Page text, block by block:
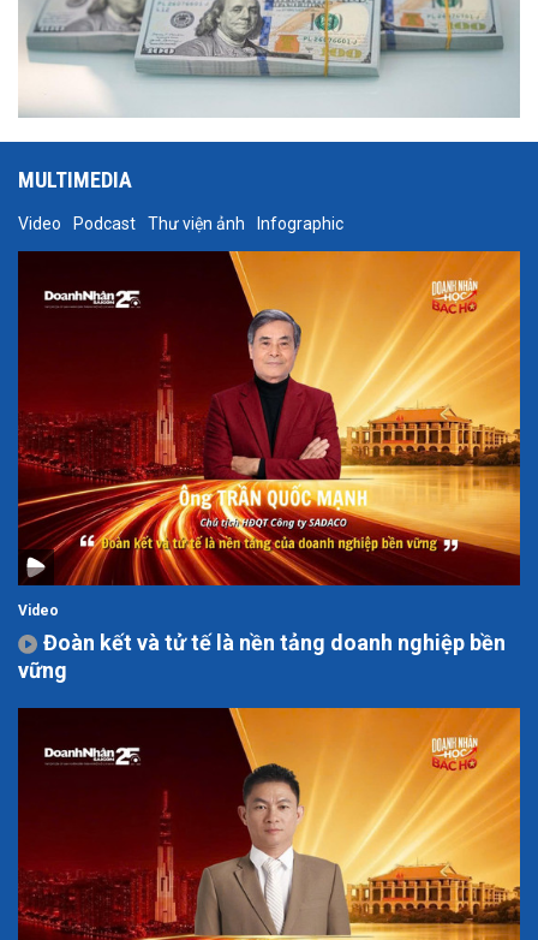
MULTIMEDIA
Video Podcast Thư viện ảnh Infographic
Video
Đoàn kết và tử tế là nền tảng doanh nghiệp bền
vững